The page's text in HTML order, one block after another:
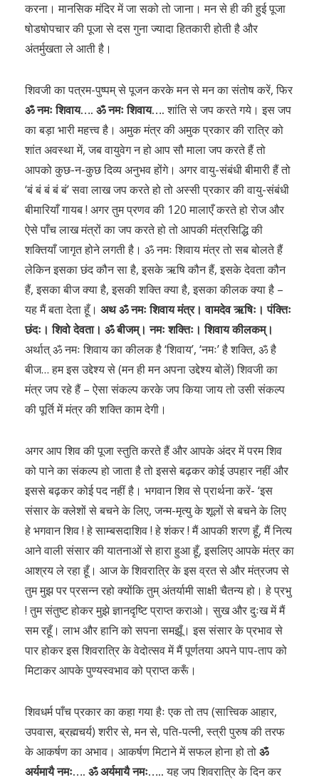
करना। मानसिक मंदिर में जा सको तो जाना। मन से ही की हुई पूजा
षोडषोपचार की पूजा से दस गुना ज्यादा हितकारी होती है और
अंतर्मुखता ले आती है।
शिवजी का पत्रम-पुष्पम् से पूजन करके मन से मन का संतोष करें, फिर
ॐ नमः शिवाय…. ॐ नमः शिवाय….शांति से जप करते गये। इस जप
का बड़ा भारी महत्त्व है। अमुक मंत्र की अमुक प्रकार की रात्रि को
शांत अवस्था में, जब वायुवेग न हो आप सौ माला जप करते हैं तो
आपको कुछ-न-कुछ दिव्य अनुभव होंगे। अगर वायु-संबंधी बीमारी हैं तो
‘बं बं बं बं बं’ सवा लाख जप करते हो तो अस्सी प्रकार की वायु-संबंधी
बीमारियाँ गायब ! अगर तुम प्रणव की 120 मालाएँ करते हो रोज और
ऐसे पाँच लाख मंत्रों का जप करते हो तो आपकी मंत्रसिद्धि की
शक्तियाँ जागृत होने लगती है। ॐ नमः शिवाय मंत्र तो सब बोलते हैं
लेकिन इसका छंद कौन सा है, इसके ऋषि कौन हैं, इसके देवता कौन
हैं, इसका बीज क्या है, इसकी शक्ति क्या है, इसका कीलक क्या है –
यह मैं बता देता हूँ। अथ ॐ नमः शिवाय मंत्र। वामदेव ऋषिः। पंक्तिः
छंदः। शिवो देवता। ॐ बीजम्। नमः शक्तिः। शिवाय कीलकम्।
अर्थात् ॐ नमः शिवाय का कीलक है ‘शिवाय’, ‘नमः’ है शक्ति, ॐ है
बीज… हम इस उद्देश्य से (मन ही मन अपना उद्देश्य बोलें) शिवजी का
मंत्र जप रहे हैं – ऐसा संकल्प करके जप किया जाय तो उसी संकल्प
की पूर्ति में मंत्र की शक्ति काम देगी।
अगर आप शिव की पूजा स्तुति करते हैं और आपके अंदर में परम शिव
को पाने का संकल्प हो जाता है तो इससे बढ़कर कोई उपहार नहीं और
इससे बढ़कर कोई पद नहीं है। भगवान शिव से प्रार्थना करें- ‘इस
संसार के क्लेशों से बचने के लिए, जन्म-मृत्यु के शूलों से बचने के लिए
हे भगवान शिव ! हे साम्बसदाशिव ! हे शंकर ! मैं आपकी शरण हूँ, मैं नित्य
आने वाली संसार की यातनाओं से हारा हुआ हूँ, इसलिए आपके मंत्र का
आश्रय ले रहा हूँ। आज के शिवरात्रि के इस व्रत से और मंत्रजप से
तुम मुझ पर प्रसन्न रहो क्योंकि तुम् अंतर्यामी साक्षी चैतन्य हो। हे प्रभु
! तुम संतुष्ट होकर मुझे ज्ञानदृष्टि प्राप्त कराओ। सुख और दुःख में मैं
सम रहूँ। लाभ और हानि को सपना समझूँ। इस संसार के प्रभाव से
पार होकर इस शिवरात्रि के वेदोत्सव में मैं पूर्णतया अपने पाप-ताप को
मिटाकर आपके पुण्यस्वभाव को प्राप्त करूँ।
शिवधर्म पाँच प्रकार का कहा गया हैः एक तो तप (सात्त्विक आहार,
उपवास, ब्रह्मचर्य) शरीर से, मन से, पति-पत्नी, स्त्री पुरुष की तरफ
के आकर्षण का अभाव। आकर्षण मिटाने में सफल होना हो तोॐ
अर्यमायै नमः…. ॐ अर्यमायै नमः…..यह जप शिवरात्रि के दिन कर